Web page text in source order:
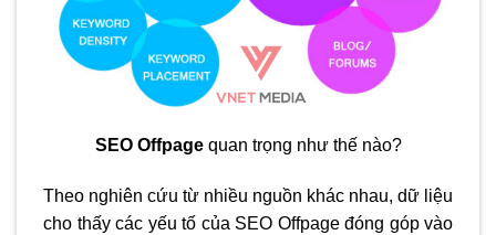
SEO Offpagequan trọng như thế nào?
Theo nghiên cứu từ nhiều nguồn khác nhau, dữ liệu
cho thấy các yếu tố của SEO Offpage đóng góp vào